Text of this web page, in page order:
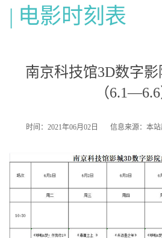
电影时刻表
南京科技馆3D数字
（6.1—6.6
时间：2021年06月02日 信息来源：本站